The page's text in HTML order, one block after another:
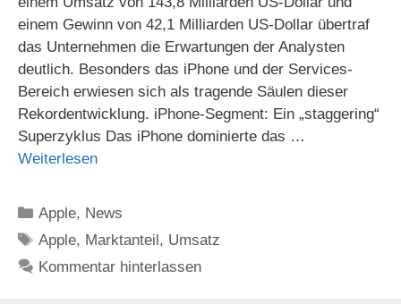
einem Gewinn von 42,1 Milliarden US-Dollar übertraf
das Unternehmen die Erwartungen der Analysten
deutlich. Besonders das iPhone und der Services-
Bereich erwiesen sich als tragende Säulen dieser
Rekordentwicklung. iPhone-Segment: Ein „staggering“
Superzyklus Das iPhone dominierte das …
Weiterlesen
Kategorien
Apple, News
Schlagwörter
Apple, Marktanteil , Umsatz
Kommentar hinterlassen